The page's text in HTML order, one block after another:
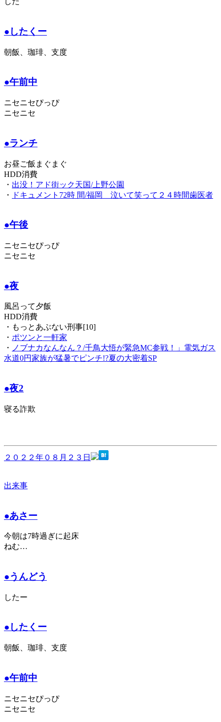
●したくー
朝飯、珈琲、支度
●午前中
ニセニセぴっぴ
ニセニセ
●ランチ
お昼ご飯まぐまぐ
HDD消費
・ 出没！アド街ック天国/上野公園
・
ドキュメント72時 間/福岡 泣いて笑って２４時間歯医者
●午後
ニセニセぴっぴ
ニセニセ
●夜
風呂って夕飯
HDD消費
・もっとあぶない刑事[10]
・ ポツンと一軒家
・ ノブナカなんなん？/千鳥大悟が緊急MC参戦！」電気ガス
水道0円家族が猛暑でピンチ!?夏の大密着SP
●夜2
寝る詐欺
２０２２年０８月２３日
出来事
●あさー
今朝は7時過ぎに起床
ねむ…
●うんどう
したー
●したくー
朝飯、珈琲、支度
●午前中
ニセニセぴっぴ
ニセニセ